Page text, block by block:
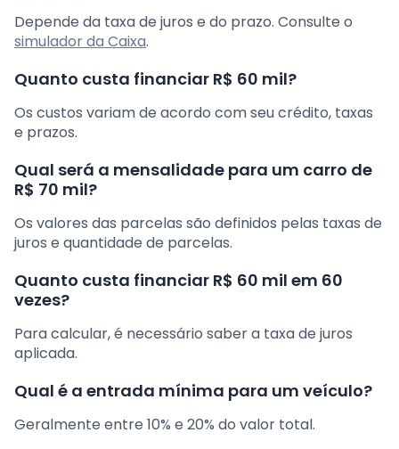
Depende da taxa de juros e do prazo. Consulte o
simulador da Caixa.
Quanto custa financiar R$ 60 mil?
Os custos variam de acordo com seu crédito, taxas
e prazos.
Qual será a mensalidade para um carro de
R$ 70 mil?
Os valores das parcelas são definidos pelas taxas de
juros e quantidade de parcelas.
Quanto custa financiar R$ 60 mil em 60
vezes?
Para calcular, é necessário saber a taxa de juros
aplicada.
Qual é a entrada mínima para um veículo?
Geralmente entre 10% e 20% do valor total.